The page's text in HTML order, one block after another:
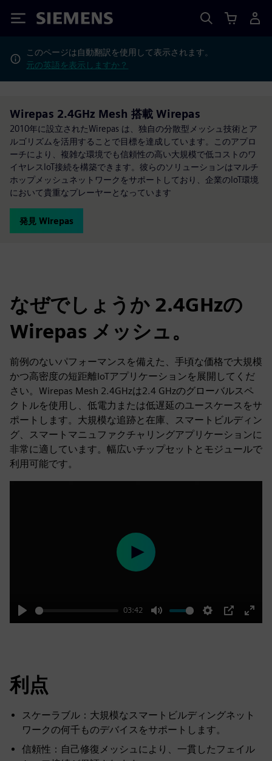
Siemens
このページは自動翻訳を使用して表示されます。
元の英語を表示しますか？
Wirepas 2.4GHz Mesh 搭載 Wirepas
2010年に設立されたWirepas は、独自の分散型メッシュ技術とア
ルゴリズムを活用することで目標を達成しています。このアプロ
ーチにより、複雑な環境でも信頼性の高い大規模で低コストのワ
イヤレスIoT接続を構築できます。彼らのソリューションはマルチ
ホップメッシュネットワークをサポートしており、企業のIoT環境
において貴重なプレーヤーとなっています
発見 Wirepas
なぜでしょうか 2.4GHzの
Wirepas メッシュ。
前例のないパフォーマンスを備えた、手頃な価格で大規模
かつ高密度の短距離IoTアプリケーションを展開してくだ
さい。Wirepas Mesh 2.4GHzは2.4 GHzのグローバルスペ
クトルを使用し、低電力または低遅延のユースケースをサ
ポートします。大規模な追跡と在庫、スマートビルディン
グ、スマートマニュファクチャリングアプリケーションに
非常に適しています。幅広いチップセットとモジュールで
利用可能です。
Play
03:42
Mute Settings
PIP
Enter
Play
利点
スケーラブル：大規模なスマートビルディングネット
ワークの何千ものデバイスをサポートします。
信頼性：自己修復メッシュにより、一貫したフェイル